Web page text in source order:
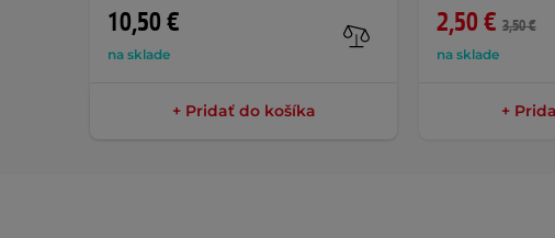
10,50 €
na sklade
+ Pridať do košíka
2,50 € 3,50 €
na sklade
+